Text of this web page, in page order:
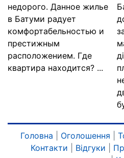
недорого. Данное жилье
в Батуми радует
комфортабельностью и
престижным
расположением. Где
квартира находится? ...
Головна Оголошення
Контакти
Відгуки